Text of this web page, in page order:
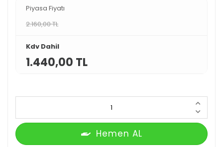
Piyasa Fiyatı
2.160,00 TL
Kdv Dahil
1.440,00 TL
Hemen AL